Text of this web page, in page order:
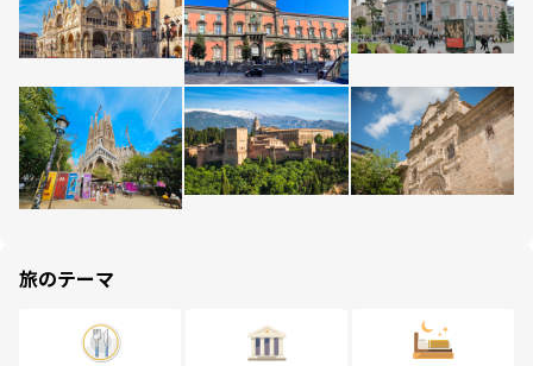
旅のテーマ